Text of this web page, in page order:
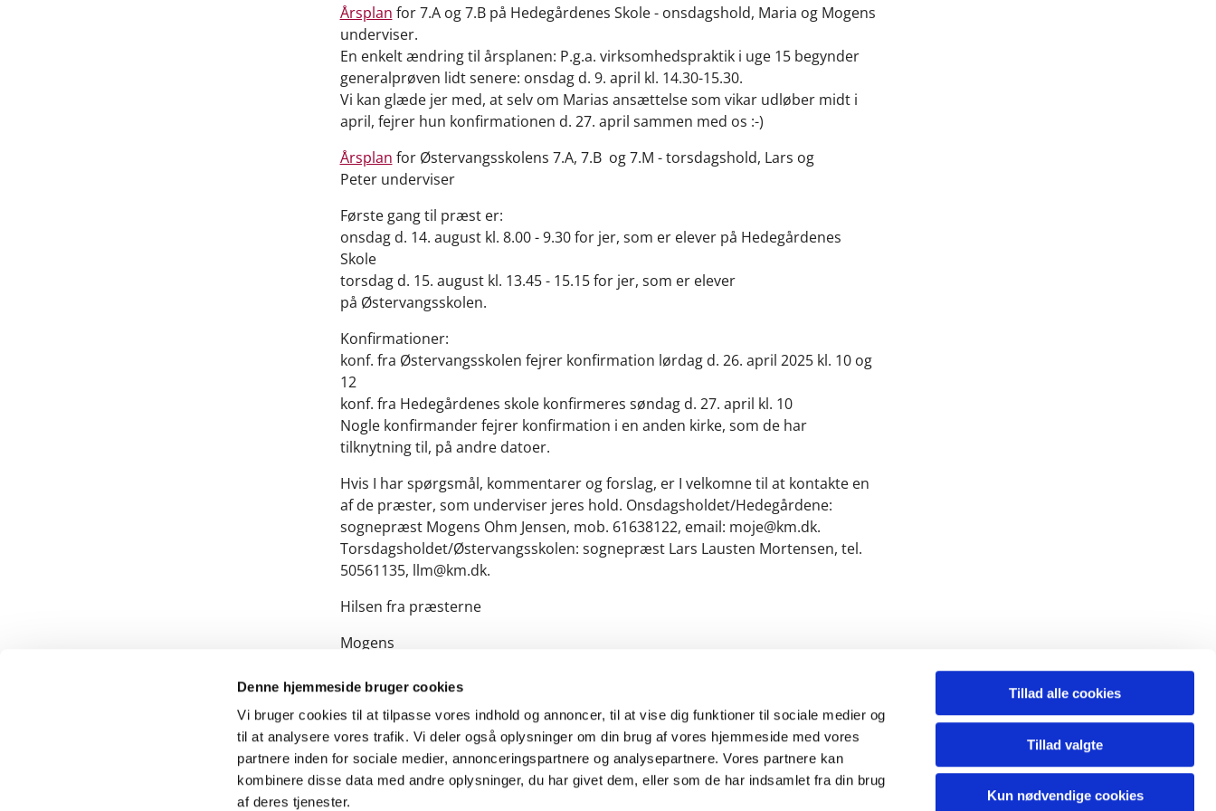
Denne hjemmeside bruger cookies
Vi bruger cookies til at tilpasse vores indhold og annoncer, til at vise dig funktioner til sociale medier og
til at analysere vores trafik. Vi deler også oplysninger om din brug af vores hjemmeside med vores
partnere inden for sociale medier, annonceringspartnere og analysepartnere. Vores partnere kan
kombinere disse data med andre oplysninger, du har givet dem, eller som de har indsamlet fra din brug
af deres tjenester.
Tillad alle cookies
Tillad valgte
Kun nødvendige cookies
Årsplan for 7.A og 7.B på Hedegårdenes Skole - onsdagshold, Maria og Mogens
underviser.
En enkelt ændring til årsplanen: P.g.a. virksomhedspraktik i uge 15 begynder
generalprøven lidt senere: onsdag d. 9. april kl. 14.30-15.30.
Vi kan glæde jer med, at selv om Marias ansættelse som vikar udløber midt i
april, fejrer hun konfirmationen d. 27. april sammen med os :-)
Årsplan for Østervangsskolens 7.A, 7.B og 7.M - torsdagshold, Lars og
Peter underviser
Første gang til præst er:
onsdag d. 14. august kl. 8.00 - 9.30 for jer, som er elever på Hedegårdenes
Skole
torsdag d. 15. august kl. 13.45 - 15.15 for jer, som er elever
på Østervangsskolen.
Konfirmationer:
konf. fra Østervangsskolen fejrer konfirmation lørdag d. 26. april 2025 kl. 10 og
12
konf. fra Hedegårdenes skole konfirmeres søndag d. 27. april kl. 10
Nogle konfirmander fejrer konfirmation i en anden kirke, som de har
tilknytning til, på andre datoer.
Hvis I har spørgsmål, kommentarer og forslag, er I velkomne til at kontakte en
af de præster, som underviser jeres hold. Onsdagsholdet/Hedegårdene:
sognepræst Mogens Ohm Jensen, mob. 61638122, email: moje@km.dk.
Torsdagsholdet/Østervangsskolen: sognepræst Lars Lausten Mortensen, tel.
50561135, llm@km.dk.
Hilsen fra præsterne
Mogens
Kontakt Cookiepolitik Tilgængelighedserklæring